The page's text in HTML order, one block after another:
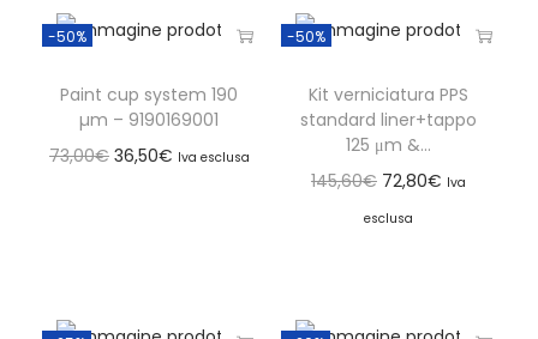
-50%
Paint cup system 190
µm – 9190169001
73,00€ 36,50€ Iva esclusa
-50%
Kit verniciatura PPS
standard liner+tappo
125 μm &...
145,60€ 72,80€ Iva
esclusa